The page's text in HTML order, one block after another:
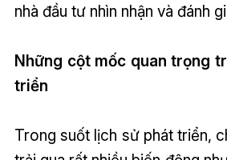
nhà đầu tư nhìn nhận và đánh
Những cột mốc quan trọng
triển
Trong suốt lịch sử phát triển,